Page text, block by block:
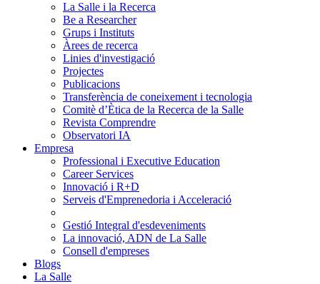
La Salle i la Recerca
Be a Researcher
Grups i Instituts
Àrees de recerca
Linies d'investigació
Projectes
Publicacions
Transferència de coneixement i tecnologia
Comitè d’Ètica de la Recerca de la Salle
Revista Comprendre
Observatori IA
Empresa
Professional i Executive Education
Career Services
Innovació i R+D
Serveis d'Emprenedoria i Acceleració
Gestió Integral d'esdeveniments
La innovació, ADN de La Salle
Consell d'empreses
Blogs
La Salle